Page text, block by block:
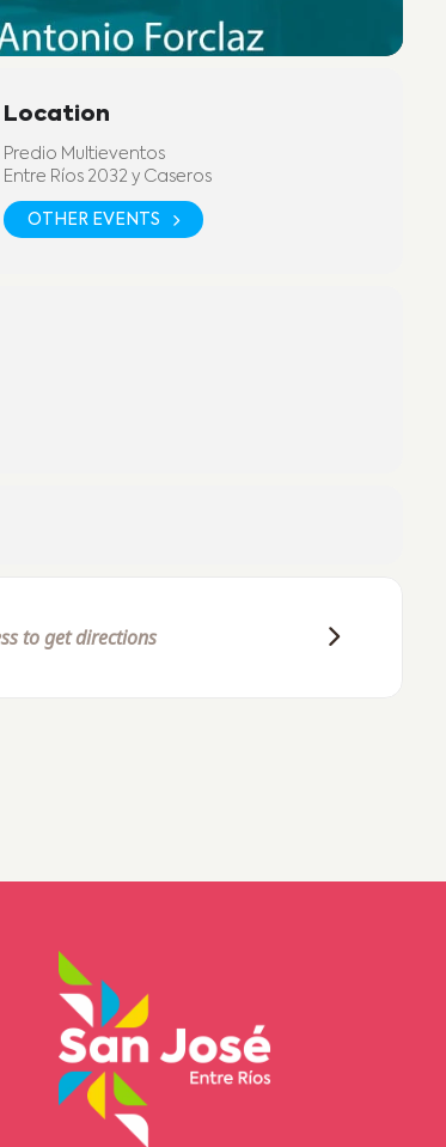
Location
Predio Multieventos
Entre Ríos 2032 y Caseros
OTHER EVENTS